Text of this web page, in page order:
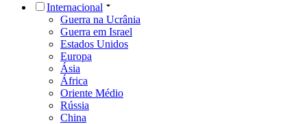
Internacional
Guerra na Ucrânia
Guerra em Israel
Estados Unidos
Europa
Ásia
África
Oriente Médio
Rússia
China